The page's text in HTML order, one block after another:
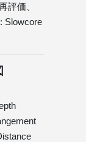
評価、
Slowcore